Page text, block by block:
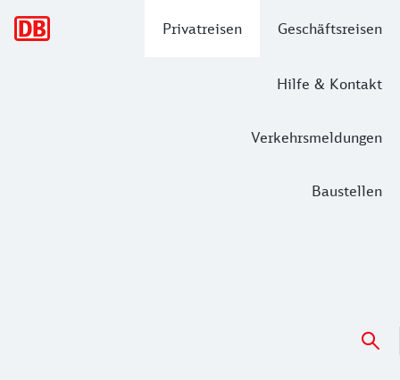
Privatreisen Geschäftsreisen
Hilfe & Kontakt
Verkehrsmeldungen
Baustellen